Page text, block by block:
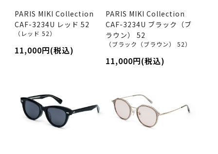
PARIS MIKI Collection
CAF-3234U レッド 52
（レッド 52）
11,000円(税込)
PARIS MIKI Collection
CAF-3234U ブラック（ブ
ラウン） 52
（ブラック（ブラウン） 52）
11,000円(税込)